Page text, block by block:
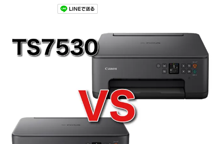
お店の紹介
ご利用ガイド
説明書ダウンロード